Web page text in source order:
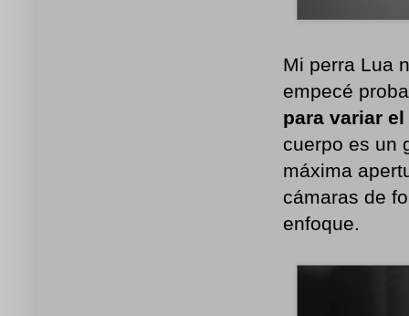
Mi perra Lua
empecé
para variar
cuerpo es un
máxima
cámaras de
enfoque.